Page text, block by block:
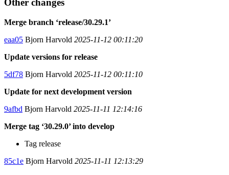
Other changes
Merge branch ‘release/30.29.1’
eaa05 Bjorn Harvold 2025-11-12 00:11:20
Update versions for release
5df78 Bjorn Harvold 2025-11-12 00:11:10
Update for next development version
9afbd Bjorn Harvold 2025-11-11 12:14:16
Merge tag ‘30.29.0’ into develop
Tag release
85c1e Bjorn Harvold 2025-11-11 12:13:29